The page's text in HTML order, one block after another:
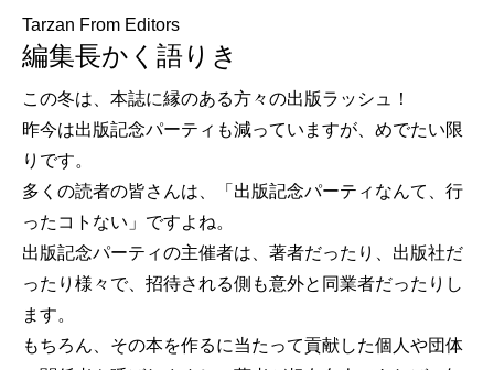
Tarzan From Editors
編集長かく語りき
この冬は、本誌に縁のある方々の出版ラッシュ！
昨今は出版記念パーティも減っていますが、めでたい限
りです。
多くの読者の皆さんは、「出版記念パーティなんて、行
ったコトない」ですよね。
出版記念パーティの主催者は、著者だったり、出版社だ
ったり様々で、招待される側も意外と同業者だったりし
ます。
もちろん、その本を作るに当たって貢献した個人や団体